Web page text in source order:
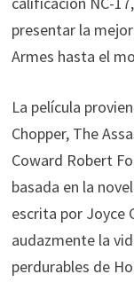
presentar la
Armes hasta el
La película
Chopper, The
Coward Robert
basada en la
escrita por Joyce
audazmente la
perdurables de